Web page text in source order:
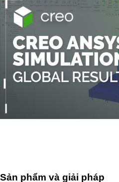
Sản phẩm và giải pháp